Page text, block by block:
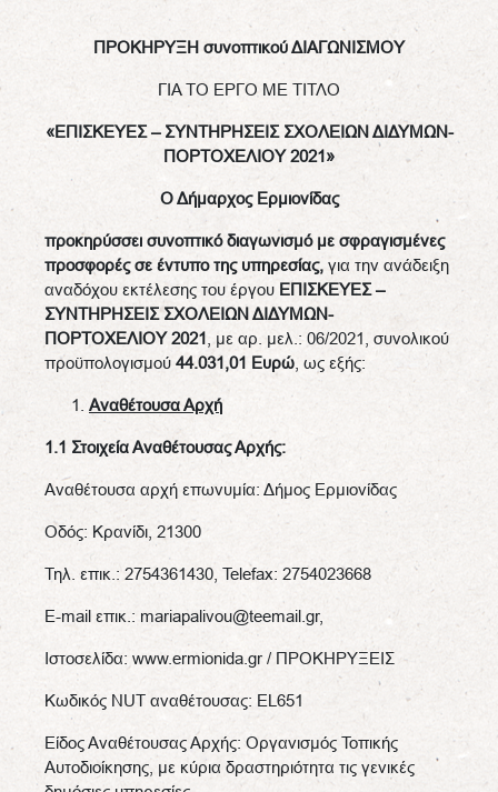
ΠΡΟΚΗΡΥΞΗ συνοπτικούΔΙΑΓΩΝΙΣΜΟΥ
ΓΙΑ ΤΟ ΕΡΓΟ ΜΕ ΤΙΤΛΟ
«ΕΠΙΣΚΕΥΕΣ – ΣΥΝΤΗΡΗΣΕΙΣ ΣΧΟΛΕΙΩΝ ΔΙΔΥΜΩΝ-
ΠΟΡΤΟΧΕΛΙΟΥ 2021»
ΟΔήμαρχος Ερμιονίδας
προκηρύσσει συνοπτικόδιαγωνισμό με σφραγισμένες
προσφορές σε έντυπο της υπηρεσίας, για την ανάδειξη
αναδόχου εκτέλεσης του έργου ΕΠΙΣΚΕΥΕΣ –
ΣΥΝΤΗΡΗΣΕΙΣ ΣΧΟΛΕΙΩΝ ΔΙΔΥΜΩΝ-
ΠΟΡΤΟΧΕΛΙΟΥ 2021
, με αρ. μελ.: 06/2021, συνολικού
προϋπολογισμού 44.031,01 Ευρώ , ως εξής:
Αναθέτουσα Αρχή
1.1 Στοιχεία Αναθέτουσας Αρχής:
Αναθέτουσα αρχή επωνυμία: Δήμος Ερμιονίδας
Οδός: Κρανίδι, 21300
Τηλ. επικ.: 2754361430, Telefax: 2754023668
E-mail επικ.: mariapalivou@teemail.gr,
Ιστοσελίδα: www.ermionida.gr / ΠΡΟΚΗΡΥΞΕΙΣ
Κωδικός NUT αναθέτουσας: EL651
Είδος Αναθέτουσας Αρχής: Οργανισμός Τοπικής
Αυτοδιοίκησης, με κύρια δραστηριότητα τις γενικές